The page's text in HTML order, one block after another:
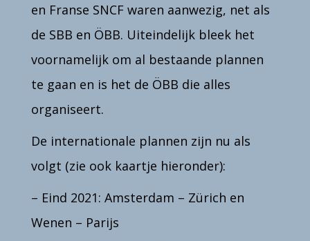
en Franse SNCF waren aanwezig, net als
de SBB en ÖBB. Uiteindelijk bleek het
voornamelijk om al bestaande plannen
te gaan en is het de ÖBB die alles
organiseert.
De internationale plannen zijn nu als
volgt (zie ook kaartje hieronder):
– Eind 2021: Amsterdam – Zürich en
Wenen – Parijs